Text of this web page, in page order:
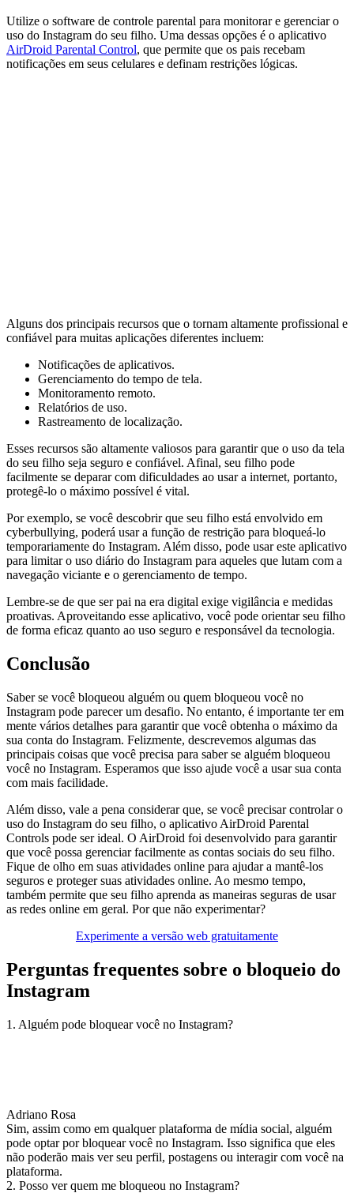
Utilize o software de controle parental para monitorar e gerenciar o
uso do Instagram do seu filho. Uma dessas opções é o aplicativo
AirDroid Parental Control, que permite que os pais recebam
notificações em seus celulares e definam restrições lógicas.
Alguns dos principais recursos que o tornam altamente profissional e
confiável para muitas aplicações diferentes incluem:
Notificações de aplicativos.
Gerenciamento do tempo de tela.
Monitoramento remoto.
Relatórios de uso.
Rastreamento de localização.
Esses recursos são altamente valiosos para garantir que o uso da tela
do seu filho seja seguro e confiável. Afinal, seu filho pode
facilmente se deparar com dificuldades ao usar a internet, portanto,
protegê-lo o máximo possível é vital.
Por exemplo, se você descobrir que seu filho está envolvido em
cyberbullying, poderá usar a função de restrição para bloqueá-lo
temporariamente do Instagram. Além disso, pode usar este aplicativo
para limitar o uso diário do Instagram para aqueles que lutam com a
navegação viciante e o gerenciamento de tempo.
Lembre-se de que ser pai na era digital exige vigilância e medidas
proativas. Aproveitando esse aplicativo, você pode orientar seu filho
de forma eficaz quanto ao uso seguro e responsável da tecnologia.
Conclusão
Saber se você bloqueou alguém ou quem bloqueou você no
Instagram pode parecer um desafio. No entanto, é importante ter em
mente vários detalhes para garantir que você obtenha o máximo da
sua conta do Instagram. Felizmente, descrevemos algumas das
principais coisas que você precisa para saber se alguém bloqueou
você no Instagram. Esperamos que isso ajude você a usar sua conta
com mais facilidade.
Além disso, vale a pena considerar que, se você precisar controlar o
uso do Instagram do seu filho, o aplicativo AirDroid Parental
Controls pode ser ideal. O AirDroid foi desenvolvido para garantir
que você possa gerenciar facilmente as contas sociais do seu filho.
Fique de olho em suas atividades online para ajudar a mantê-los
seguros e proteger suas atividades online. Ao mesmo tempo,
também permite que seu filho aprenda as maneiras seguras de usar
as redes online em geral. Por que não experimentar?
Experimente a versão web gratuitamente
Perguntas frequentes sobre o bloqueio do
Instagram
1. Alguém pode bloquear você no Instagram?
Adriano Rosa
Sim, assim como em qualquer plataforma de mídia social, alguém
pode optar por bloquear você no Instagram. Isso significa que eles
não poderão mais ver seu perfil, postagens ou interagir com você na
plataforma.
2. Posso ver quem me bloqueou no Instagram?